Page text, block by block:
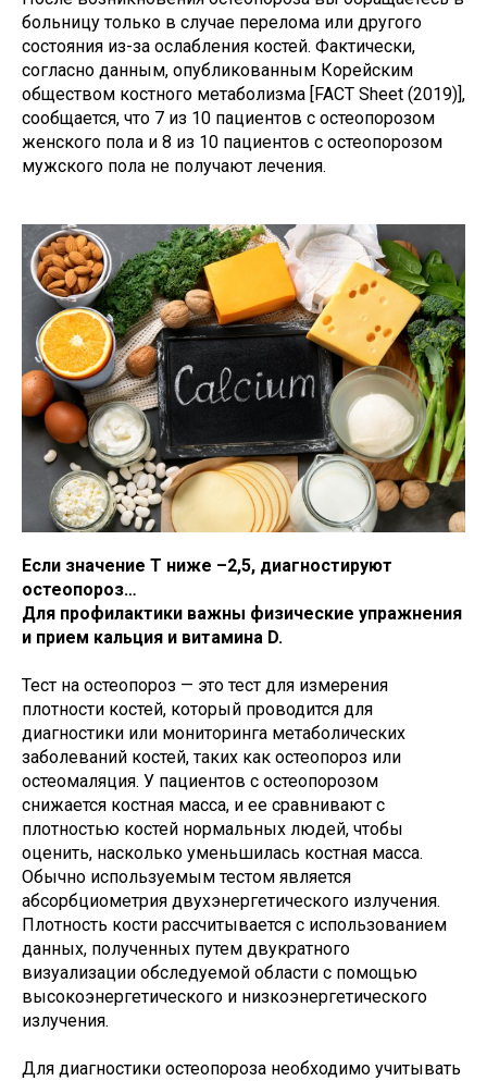
больницу только в случае перелома или другого
состояния из-за ослабления костей. Фактически,
согласно данным, опубликованным Корейским
обществом костного метаболизма [FACT Sheet (2019)],
сообщается, что 7 из 10 пациентов с остеопорозом
женского пола и 8 из 10 пациентов с остеопорозом
мужского пола не получают лечения.
Если значение Т ниже –2,5, диагностируют
остеопороз…
Для профилактики важны физические упражнения
и прием кальция и витамина D.
Тест на остеопороз — это тест для измерения
плотности костей, который проводится для
диагностики или мониторинга метаболических
заболеваний костей, таких как остеопороз или
остеомаляция. У пациентов с остеопорозом
снижается костная масса, и ее сравнивают с
плотностью костей нормальных людей, чтобы
оценить, насколько уменьшилась костная масса.
Обычно используемым тестом является
абсорбциометрия двухэнергетического излучения.
Плотность кости рассчитывается с использованием
данных, полученных путем двукратного
визуализации обследуемой области с помощью
высокоэнергетического и низкоэнергетического
излучения.
Для диагностики остеопороза необходимо учитывать